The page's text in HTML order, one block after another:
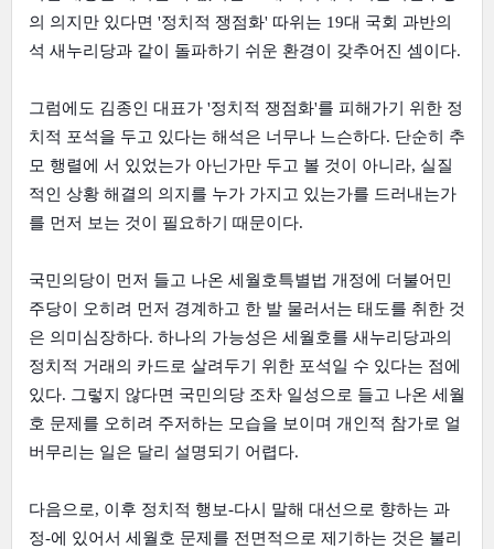
의 의지만 있다면 '정치적 쟁점화' 따위는 19대 국회 과반의
석 새누리당과 같이 돌파하기 쉬운 환경이 갖추어진 셈이다.
그럼에도 김종인 대표가 '정치적 쟁점화'를 피해가기 위한 정
치적 포석을 두고 있다는 해석은 너무나 느슨하다. 단순히 추
모 행렬에 서 있었는가 아닌가만 두고 볼 것이 아니라, 실질
적인 상황 해결의 의지를 누가 가지고 있는가를 드러내는가
를 먼저 보는 것이 필요하기 때문이다.
국민의당이 먼저 들고 나온 세월호특별법 개정에 더불어민
주당이 오히려 먼저 경계하고 한 발 물러서는 태도를 취한 것
은 의미심장하다. 하나의 가능성은 세월호를 새누리당과의
정치적 거래의 카드로 살려두기 위한 포석일 수 있다는 점에
있다. 그렇지 않다면 국민의당 조차 일성으로 들고 나온 세월
호 문제를 오히려 주저하는 모습을 보이며 개인적 참가로 얼
버무리는 일은 달리 설명되기 어렵다.
다음으로, 이후 정치적 행보-다시 말해 대선으로 향하는 과
정-에 있어서 세월호 문제를 전면적으로 제기하는 것은 불리